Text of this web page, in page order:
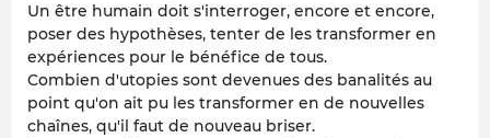
Un être humain doit s'interroger, encore et encore,
poser des hypothèses, tenter de les transformer en
expériences pour le bénéfice de tous.
Combien d'utopies sont devenues des banalités au
point qu'on ait pu les transformer en de nouvelles
chaînes, qu'il faut de nouveau briser.